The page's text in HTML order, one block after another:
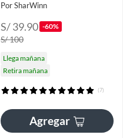
Por SharWinn
S/ 39.90 -60%
S/ 100
Llega mañana
Retira mañana
(7)
Agregar